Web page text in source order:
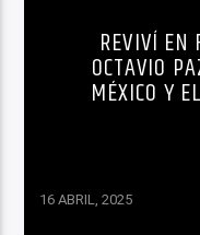
REVIVÍ EN
OCTAVIO
MÉXICO Y
16 ABRIL, 2025